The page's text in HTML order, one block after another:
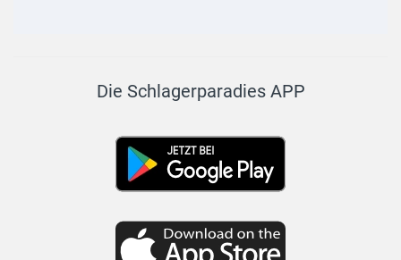
Die Schlagerparadies APP